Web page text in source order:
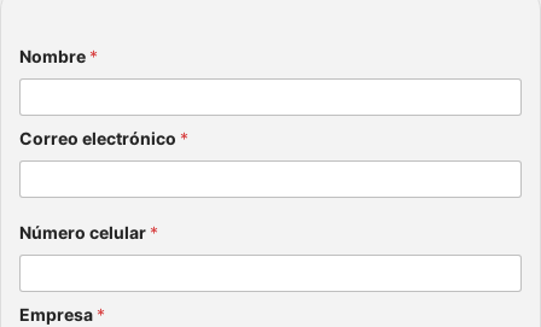
Nombre *
Correo electrónico *
Número celular *
Empresa *